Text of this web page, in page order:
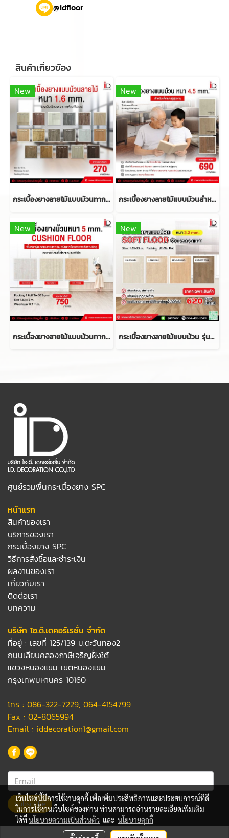
@idfloor
สินค้าเกี่ยวข้อง
New
กระเบื้องยางลายไม้แบบม้วนทากาว รุ่น ID-ML ความหนา 1.6 mm.
New
กระเบื้องยางลายไม้แบบม้วนสำหรับผู้สูงอายุ รุ่น Soft Floor-LVS ความหนา 4.5 mm.
New
กระเบื้องยางลายไม้แบบม้วนทากาว รุ่น KR-5 SERIES ความหนา 5 mm.
New
กระเบื้องยางลายไม้แบบม้วน รุ่น Soft Floor-LVS ความหนา 3.2 mm.
ศูนย์รวมพื้นกระเบื้องยาง SPC
หน้าแรก
สินค้าของเรา
บริการของเรา
กระเบื้องยาง SPC
วิธีการสั่งซื้อและชำระเงิน
ผลงานของเรา
เกี่ยวกับเรา
ติดต่อเรา
บทความ
บริษัท ไอ.ดี.เดคอร์เรชั่น จำกัด
ที่อยู่ : เลขที่ 125/139 ม.ตะวันทอง2
ถนนเลียบคลองภาษีเจริญฝั่งใต้
แขวงหนองแขม เขตหนองแขม
กรุงเทพมหานคร 10160
โทร : 086-322-7229, 064-4154799
Fax : 02-8065994
Email : iddecoration1@gmail.com
Subscribe
© Copyright 2023 iddecoration.com All Rights Reserved.
เว็บไซต์นี้มีการใช้งานคุกกี้ เพื่อเพิ่มประสิทธิภาพและประสบการณ์ที่ดี
ในการใช้งานเว็บไซต์ของท่าน ท่านสามารถอ่านรายละเอียดเพิ่มเติม
ได้ที่นโยบายความเป็นส่วนตัว และ นโยบายคุกกี้